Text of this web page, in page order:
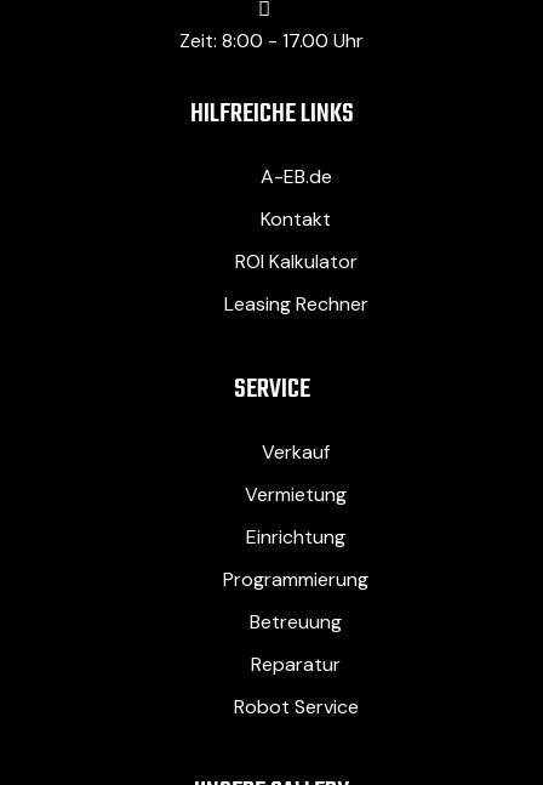
Zeit: 8:00 - 17.00 Uhr
HILFREICHE LINKS
A-EB.de
Kontakt
ROI Kalkulator
Leasing Rechner
SERVICE
Verkauf
Vermietung
Einrichtung
Programmierung
Betreuung
Reparatur
Robot Service